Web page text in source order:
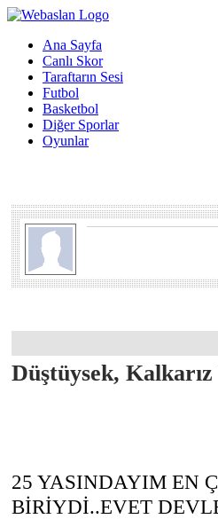
Ana Sayfa
Canlı Skor
Taraftarın Sesi
Futbol
Basketbol
Diğer Sporlar
Oyunlar
Düştüysek,
25 YASINDAYIM EN
BİRİYDİ..EVET